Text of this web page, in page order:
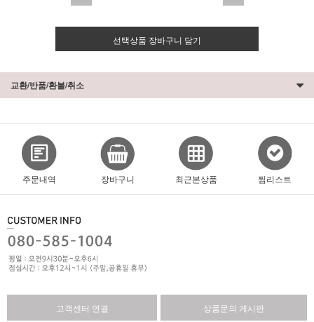
선택상품 장바구니 담기
교환/반품/환불/취소
주문내역 장바구니 최근본상품 찜리스트
고객센터 연결 상품문의 게시판